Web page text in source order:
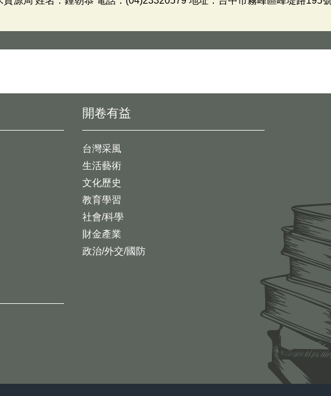
開卷有益
台灣采風
生活藝術
文化歷史
教育學習
社會/科學
財金產業
政治/外交/國防